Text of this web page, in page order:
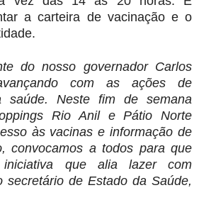
a carteira de vacinação e o
do nosso governador Carlos
com as ações de
saúde. Neste fim de semana
Rio Anil e Pátio Norte
às vacinas e informação de
convocamos a todos para que
iniciativa que alia lazer com
secretário de Estado da Saúde,